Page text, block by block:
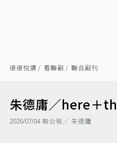
琅琅悅讀 看聯副 聯合副刊
朱德庸／here＋
2026/07/04 聯合報／ 朱德庸